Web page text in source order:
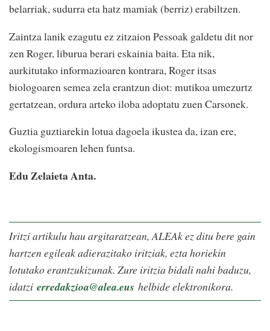
belarriak, sudurra eta hatz mamiak (berriz) erabiltzen.
Zaintza lanik ezagutu ez zitzaion Pessoak galdetu dit nor
zen Roger, liburua berari eskainia baita. Eta nik,
aurkitutako informazioaren kontrara, Roger itsas
biologoaren semea zela erantzun diot: mutikoa umezurtz
gertatzean, ordura arteko iloba adoptatu zuen Carsonek.
Guztia guztiarekin lotua dagoela ikustea da, izan ere,
ekologismoaren lehen funtsa.
Edu Zelaieta Anta.
Iritzi artikulu hau argitaratzean, ALEAk ez ditu bere gain
hartzen egileak adierazitako iritziak, ezta horiekin
lotutako erantzukizunak. Zure iritzia bidali nahi baduzu,
idatzi erredakzioa@alea.eus helbide elektronikora.